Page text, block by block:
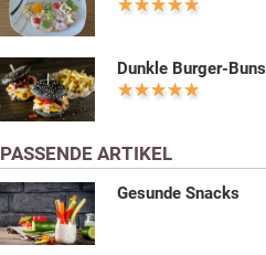
Dunkle Burger-Buns
PASSENDE ARTIKEL
Gesunde Snacks